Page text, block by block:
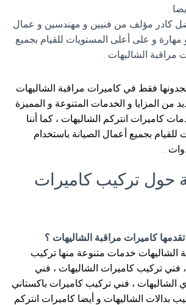
.
كادر مؤلف من فنيين و مهندسين و عمال
مهارة و على أعلى المستويات للقيام بجميع
مراقبة الشاليهات .
فقط في كاميرات مراقبة الشاليهات
من المزايا و الخدمات المتنوعة و المميزة
كاميرات انتركم الشاليهات ، كما أننا
بجميع أعمال الصيانة باستخدام
.
حول تركيب كاميرات
كاميرات مراقبة الشاليهات ؟
الشاليهات خدمات متنوعة منها تركيب
فني تركيب كاميرات الشاليهات ، فني
الشاليهات ، فني تركيب كاميرات باكستاني
بدالات الشاليهات و أيضا كاميرات انتركم